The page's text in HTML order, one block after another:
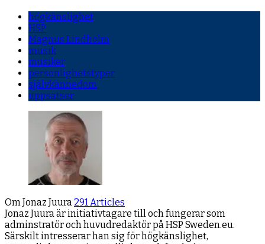
högkänslighet
HSP
Magnus Lindholm
musik
musiker
personlighetstyper
självkännedom
uppsatser
Om Jonaz Juura 291 Articles
Jonaz Juura är initiativtagare till och fungerar som
adminstratör och huvudredaktör på HSP Sweden.eu.
Särskilt intresserar han sig för högkänslighet,